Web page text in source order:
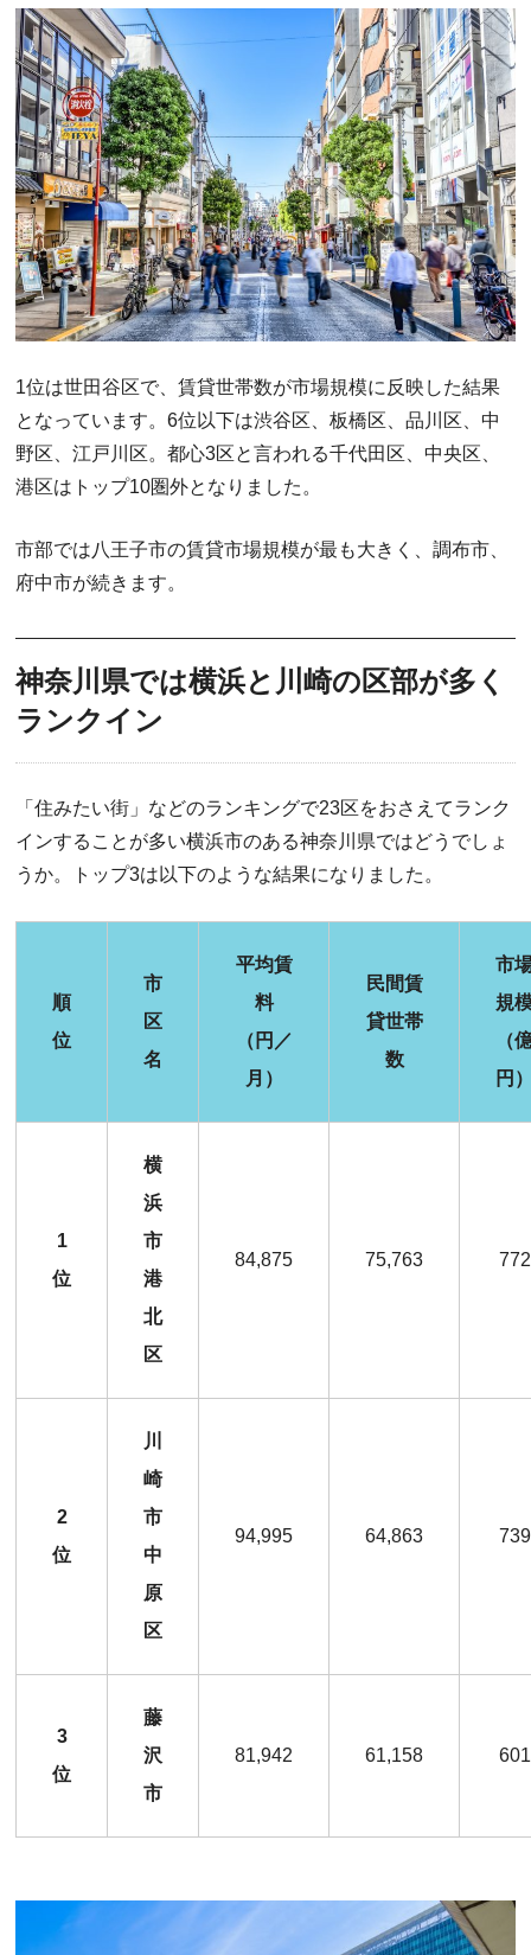
1位は世田谷区で、賃貸世帯数が市場規模に反映した結果
となっています。6位以下は渋谷区、板橋区、品川区、中
野区、江戸川区。都心3区と言われる千代田区、中央区、
港区はトップ10圏外となりました。
市部では八王子市の賃貸市場規模が最も大きく、調布市、
府中市が続きます。
神奈川県では横浜と川崎の区部が多く
ランクイン
「住みたい街」などのランキングで23区をおさえてランク
インすることが多い横浜市のある神奈川県ではどうでしょ
うか。トップ3は以下のような結果になりました。
順
位
市
区
名
平均賃
料
（円／
月）
民間賃
貸世帯
数
市
規
（
円
1
位
横
浜
市
港
北
区
84,875 75,763 772
2
位
川
崎
市
中
原
区
94,995 64,863 739
3
位
藤
沢
市
81,942 61,158 601